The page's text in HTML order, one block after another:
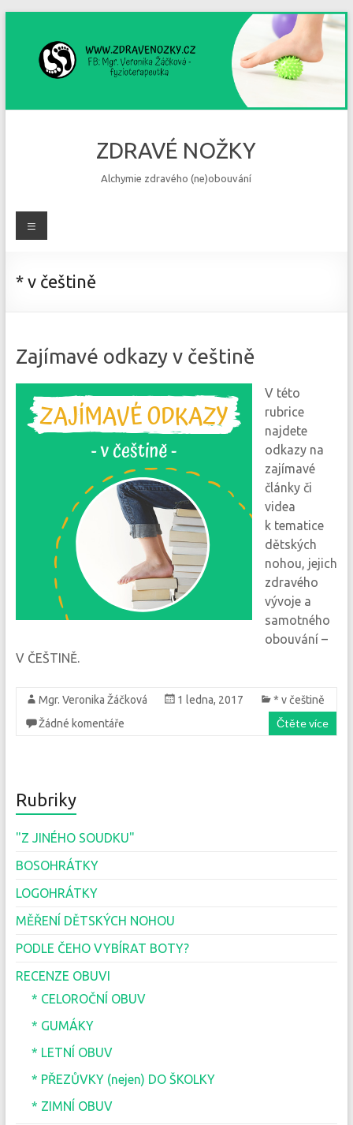
content
ZDRAVÉ NOŽKY
Alchymie zdravého (ne)obouvání
Menu
* v češtině
Zajímavé odkazy v češtině
V této
rubrice
najdete
odkazy na
zajímavé
články či
videa
k tematice
dětských
nohou, jejich
zdravého
vývoje a
samotného
obouvání –
V ČEŠTINĚ.
Mgr. Veronika Žáčková 1 ledna, 2017
* v češtině
Žádné komentáře
Čtěte více
Rubriky
"Z JINÉHO SOUDKU"
BOSOHRÁTKY
LOGOHRÁTKY
MĚŘENÍ DĚTSKÝCH NOHOU
PODLE ČEHO VYBÍRAT BOTY?
RECENZE OBUVI
* CELOROČNÍ OBUV
* GUMÁKY
* LETNÍ OBUV
* PŘEZŮVKY (nejen) DO ŠKOLKY
* ZIMNÍ OBUV